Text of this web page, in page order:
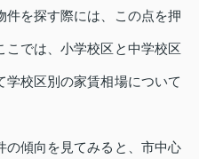
件を探す際には、この点を押
こでは、小学校区と中学校区
学校区別の家賃相場について
の傾向を見てみると、市中心